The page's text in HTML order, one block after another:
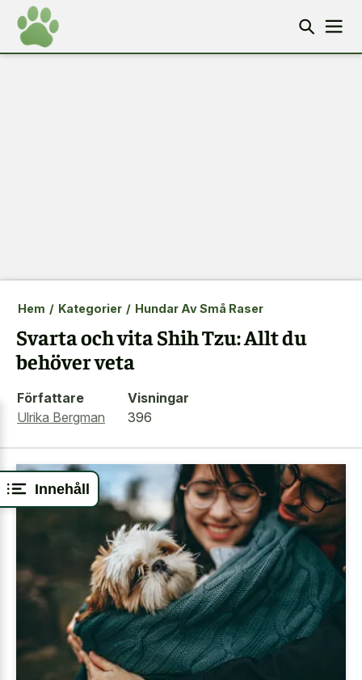
Innehåll
Hem / Kategorier / Hundar Av Små Raser
Svarta och vita Shih Tzu: Allt du
behöver veta
Författare
Ulrika Bergman
Visningar
396